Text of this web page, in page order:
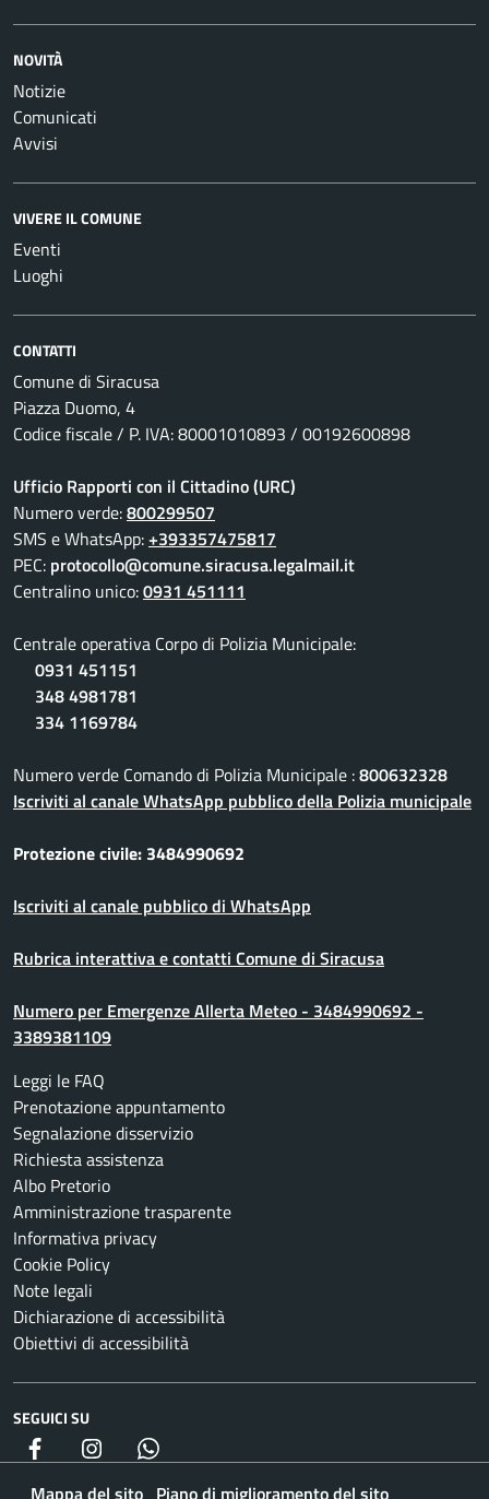
NOVITÀ
Notizie
Comunicati
Avvisi
VIVERE IL COMUNE
Eventi
Luoghi
CONTATTI
Comune di Siracusa
Piazza Duomo, 4
Codice fiscale / P. IVA: 80001010893 / 00192600898
Ufficio Rapporti con il Cittadino (URC)
Numero verde:800299507
SMS e WhatsApp:+393357475817
PEC: protocollo@comune.siracusa.legalmail.it
Centralino unico:0931 451111
Centrale operativa Corpo di Polizia Municipale:
0931 451151
348 4981781
334 1169784
Numero verde Comando di Polizia Municipale :800632328
Iscriviti al canale WhatsApp pubblico della Polizia municipale
Protezione civile: 3484990692
Iscriviti al canale pubblico di WhatsApp
Rubrica interattiva e contatti Comune di Siracusa
Numero per Emergenze Allerta Meteo - 3484990692 -
3389381109
Leggi le FAQ
Prenotazione appuntamento
Segnalazione disservizio
Richiesta assistenza
Albo Pretorio
Amministrazione trasparente
Informativa privacy
Cookie Policy
Note legali
Dichiarazione di accessibilità
Obiettivi di accessibilità
SEGUICI SU
Facebook Instagram
Mappa del sito Piano di miglioramento del sito